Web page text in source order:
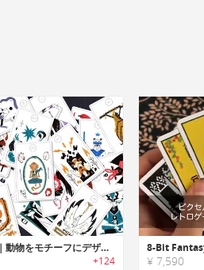
ArCANIS｜動物をモチーフにデザインされたタロットカードデッキセット「アーカニス」
+124 ¥ 7,590